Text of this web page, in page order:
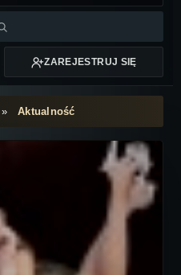
ZAREJESTRUJ SIĘ
»Aktualność